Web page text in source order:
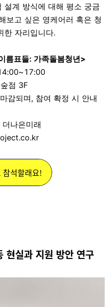
설계 방식에 대해 평소 궁금
보고 싶은 영케어러 혹은 청
한 자리입니다.
름표들: 가족돌봄청년>
점 3F
감되며, 참여 확정 시 안내
나은미래
참석할래요!
현실과 지원 방안 연구